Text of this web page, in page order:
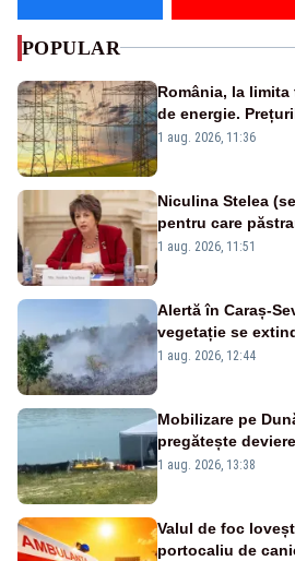
POPULAR
România, la
de energie.
Analiză Realitatea
1 aug. 2026, 11:36
Niculina Stelea
pentru care
nu este o reușită
1 aug. 2026, 11:51
Alertă în Caraș-
vegetație se
silvicultori se
1 aug. 2026, 12:44
Mobilizare pe
pregătește
către Cernavodă –
1 aug. 2026, 13:38
Valul de foc
portocaliu de